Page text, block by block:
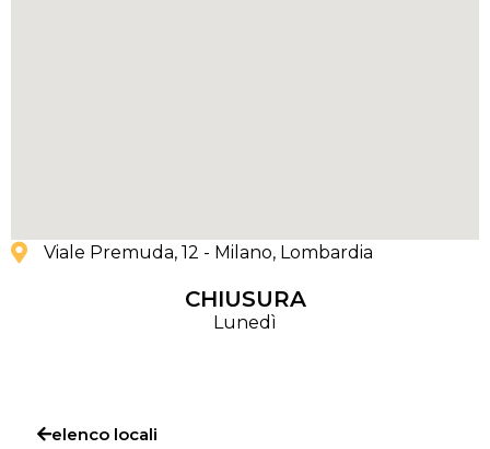
Viale Premuda, 12 - Milano, Lombardia
CHIUSURA
Lunedì
elenco locali